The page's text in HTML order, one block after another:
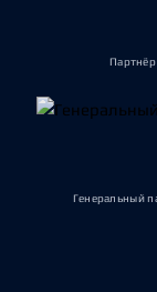
Партнёр
Генеральный